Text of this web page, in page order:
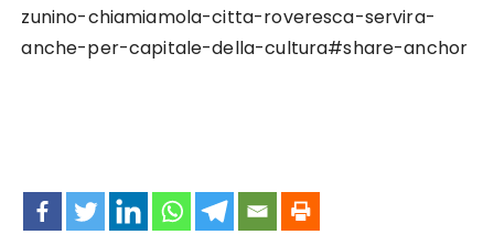
zunino-chiamiamola-citta-roveresca-servira-
anche-per-capitale-della-cultura#share-anchor